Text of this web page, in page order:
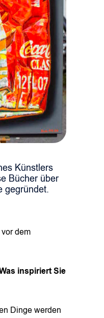
Künstlers
Bücher über
gegründet.
dem
inspiriert Sie
Dinge werden